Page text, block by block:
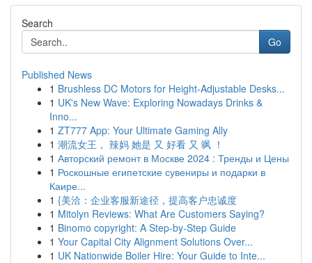
Search
Go
Published News
1 Brushless DC Motors for Height-Adjustable Desks...
1 UK's New Wave: Exploring Nowadays Drinks &
Inno...
1 ZT777 App: Your Ultimate Gaming Ally
1 潮流女王， 辣妈 她是 又 好看 又 飒 ！
1 Авторский ремонт в Москве 2024 : Тренды и Цены
1 Роскошные египетские сувениры и подарки в
Каире...
1 {美洽：企业客服新途径，提高客户忠诚度
1 Mitolyn Reviews: What Are Customers Saying?
1 Binomo copyright: A Step-by-Step Guide
1 Your Capital City Alignment Solutions Over...
1 UK Nationwide Boiler Hire: Your Guide to Inte...